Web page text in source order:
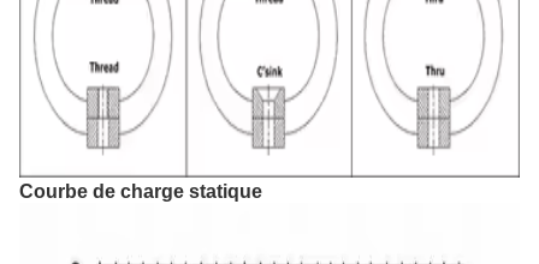
Courbe de charge statique